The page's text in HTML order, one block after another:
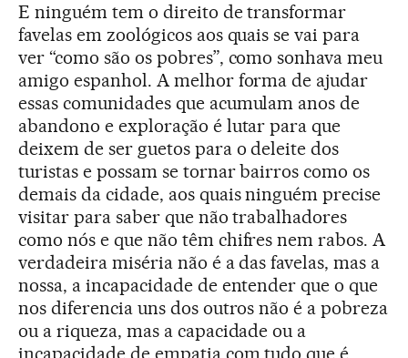
E ninguém tem o direito de transformar
favelas em zoológicos aos quais se vai para
ver “como são os pobres”, como sonhava meu
amigo espanhol. A melhor forma de ajudar
essas comunidades que acumulam anos de
abandono e exploração é lutar para que
deixem de ser guetos para o deleite dos
turistas e possam se tornar bairros como os
demais da cidade, aos quais ninguém precise
visitar para saber que não trabalhadores
como nós e que não têm chifres nem rabos. A
verdadeira miséria não é a das favelas, mas a
nossa, a incapacidade de entender que o que
nos diferencia uns dos outros não é a pobreza
ou a riqueza, mas a capacidade ou a